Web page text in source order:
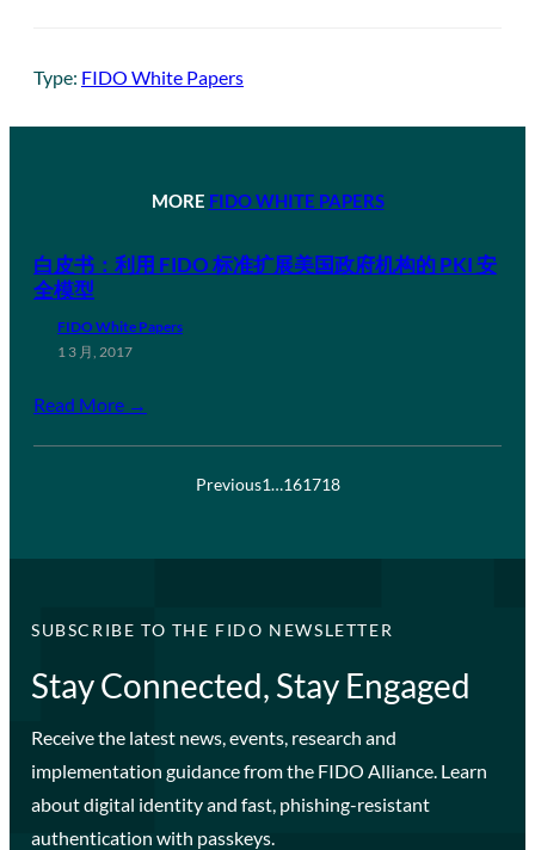
Type: FIDO White Papers
MORE FIDO WHITE PAPERS
白皮书：利用 FIDO 标准扩展美国政府机构的 PKI 安
全模型
FIDO White Papers
1 3 月, 2017
Read More →
Previous1…161718
SUBSCRIBE TO THE FIDO NEWSLETTER
Stay Connected, Stay Engaged
Receive the latest news, events, research and
implementation guidance from the FIDO Alliance. Learn
about digital identity and fast, phishing-resistant
authentication with passkeys.